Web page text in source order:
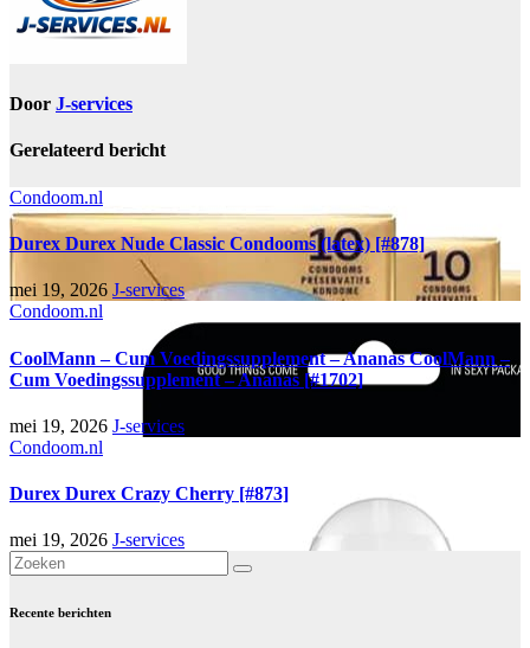
Door J-services
Gerelateerd bericht
Condoom.nl
Durex Durex Nude Classic Condooms (latex) [#878]
mei 19, 2026 J-services
Condoom.nl
CoolMann – Cum Voedingssupplement – Ananas CoolMann –
Cum Voedingssupplement – Ananas [#1702]
mei 19, 2026 J-services
Condoom.nl
Durex Durex Crazy Cherry [#873]
mei 19, 2026 J-services
Recente berichten